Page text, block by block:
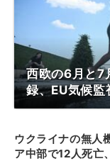
西欧の6月と7
録、EU気候監
ウクライナの無人
ア中部で12人死亡